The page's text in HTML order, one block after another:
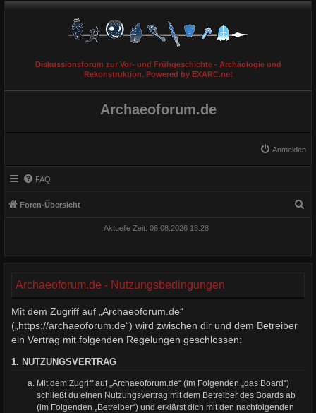
Diskussionsforum zur Vor- und Frühgeschichte - Archäologie und
Rekonstruktion. Powered by EXARC.net
Archaeoforum.de
Anmelden
FAQ
Foren-Übersicht
Aktuelle Zeit: 06.08.2026 18:28
Archaeoforum.de - Nutzungsbedingungen
Mit dem Zugriff auf „Archaeoforum.de“
(„https://archaeoforum.de“) wird zwischen dir und dem Betreiber
ein Vertrag mit folgenden Regelungen geschlossen:
1. NUTZUNGSVERTRAG
Mit dem Zugriff auf „Archaeoforum.de“ (im Folgenden „das Board“)
schließt du einen Nutzungsvertrag mit dem Betreiber des Boards ab
(im Folgenden „Betreiber“) und erklärst dich mit den nachfolgenden